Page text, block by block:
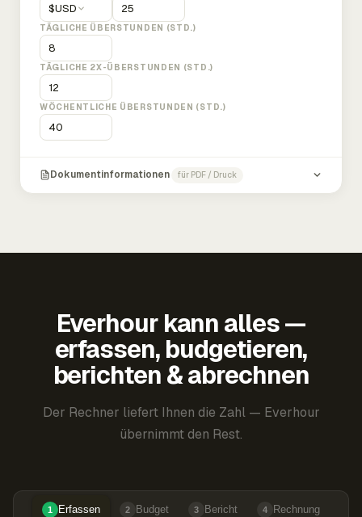
$USD
TÄGLICHE ÜBERSTUNDEN (STD.)
TÄGLICHE 2X-ÜBERSTUNDEN (STD.)
WÖCHENTLICHE ÜBERSTUNDEN (STD.)
Dokumentinformationen für PDF / Druck
Everhour kann alles —
erfassen, budgetieren,
berichten & abrechnen
Der Rechner liefert Ihnen die Zahl — Everhour
übernimmt den Rest.
1 Erfassen 2 Budget 3 Bericht 4 Rechnung